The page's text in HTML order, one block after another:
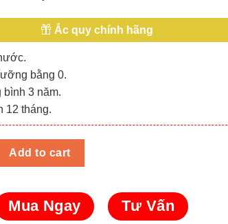
Ắc quy chính hãng
bằng 0.
bình 3 năm.
12 tháng.
EVF-200A (6V - 260Ah) cho xe golf, xe du lịch
Add to cart
Mua Ngay Tư Vấn